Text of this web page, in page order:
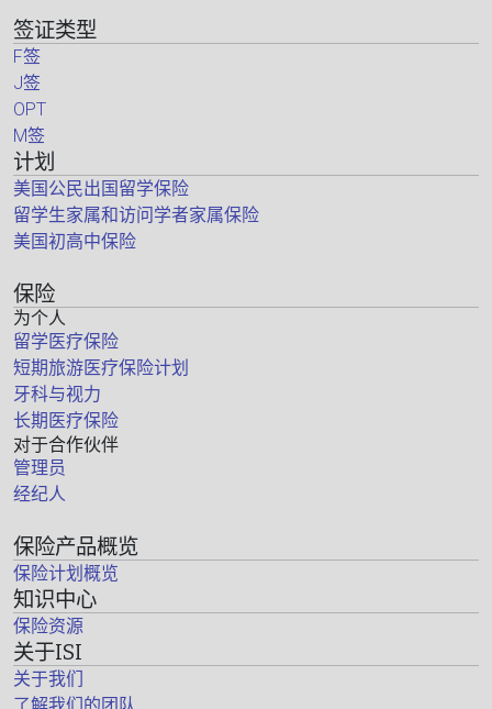
签证类型
F签
J签
OPT
M签
计划
美国公民出国留学保险
留学生家属和访问学者家属保险
美国初高中保险
保险
为个人
留学医疗保险
短期旅游医疗保险计划
牙科与视力
长期医疗保险
对于合作伙伴
管理员
经纪人
保险产品概览
保险计划概览
知识中心
保险资源
关于ISI
关于我们